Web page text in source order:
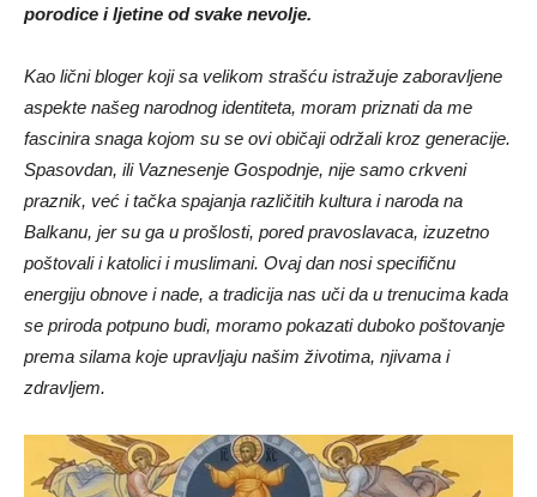
porodice i ljetine od svake nevolje.
Kao lični bloger koji sa velikom strašću istražuje zaboravljene
aspekte našeg narodnog identiteta, moram priznati da me
fascinira snaga kojom su se ovi običaji održali kroz generacije.
Spasovdan, ili Vaznesenje Gospodnje, nije samo crkveni
praznik, već i tačka spajanja različitih kultura i naroda na
Balkanu, jer su ga u prošlosti, pored pravoslavaca, izuzetno
poštovali i katolici i muslimani. Ovaj dan nosi specifičnu
energiju obnove i nade, a tradicija nas uči da u trenucima kada
se priroda potpuno budi, moramo pokazati duboko poštovanje
prema silama koje upravljaju našim životima, njivama i
zdravljem.